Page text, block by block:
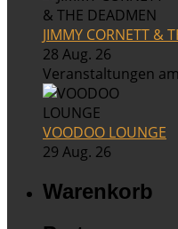
JIMMY CORNETT &
28 Aug. 26
Veranstaltungen
VOODOO LOUNGE
29 Aug. 26
Warenkorb